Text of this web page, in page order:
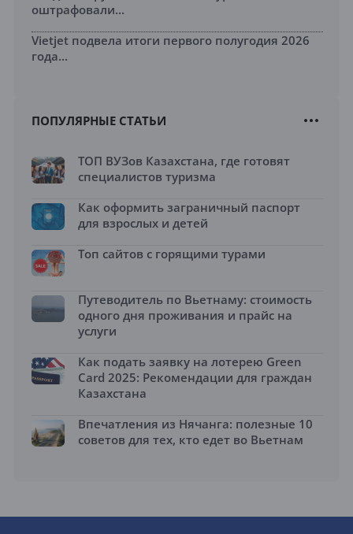
оштрафовали...
Vietjet подвела итоги первого полугодия 2026
года...
ПОПУЛЯРНЫЕ СТАТЬИ
ТОП ВУЗов Казахстана, где готовят
специалистов туризма
Как оформить заграничный паспорт
для взрослых и детей
Топ сайтов с горящими турами
Путеводитель по Вьетнаму: стоимость
одного дня проживания и прайс на
услуги
Как подать заявку на лотерею Green
Card 2025: Рекомендации для граждан
Казахстана
Впечатления из Нячанга: полезные 10
советов для тех, кто едет во Вьетнам